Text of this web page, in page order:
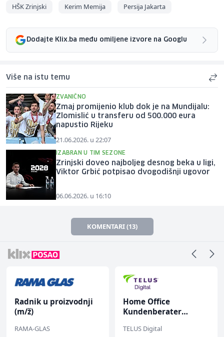
HŠK Zrinjski Kerim Memija Persija Jakarta
Dodajte Klix.ba među omiljene izvore na Googlu
Više na istu temu
ZVANIČNO
Zmaj promijenio klub dok je na Mundijalu:
Zlomislić u transferu od 500.000 eura
napustio Rijeku
21.06.2026. u 22:07
IZABRAN U TIM SEZONE
Zrinjski doveo najboljeg desnog beka u ligi,
Viktor Grbić potpisao dvogodišnji ugovor
06.06.2026. u 16:10
KOMENTARI (13)
Radnik u proizvodnji
(m/ž)
RAMA-GLAS
Home Office
Kundenberater
TELUS Digital